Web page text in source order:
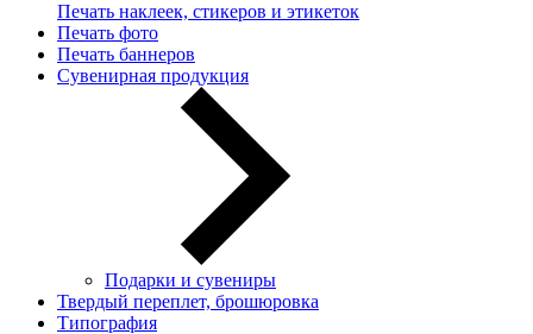
Печать наклеек, стикеров и этикеток
Печать фото
Печать баннеров
Сувенирная продукция
Подарки и сувениры
Твердый переплет, брошюровка
Типография